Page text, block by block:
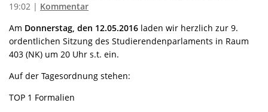
19:02 | Kommentar
Am Donnerstag, den 12.05.2016 laden wir herzlich zur 9.
ordentlichen Sitzung des Studierendenparlaments in Raum
403 (NK) um 20 Uhr s.t. ein.
Auf der Tagesordnung stehen:
TOP 1 Formalien